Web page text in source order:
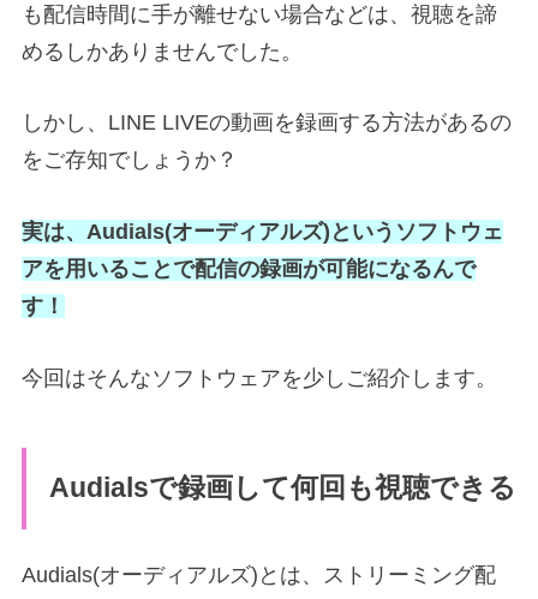
も配信時間に手が離せない場合などは、視聴を諦
めるしかありませんでした。
しかし、LINE LIVEの動画を録画する方法があるの
をご存知でしょうか？
実は、Audials(オーディアルズ)というソフトウェ
アを用いることで配信の録画が可能になるんで
す！
今回はそんなソフトウェアを少しご紹介します。
Audialsで録画して何回も視聴できる
Audials(オーディアルズ)とは、ストリーミング配